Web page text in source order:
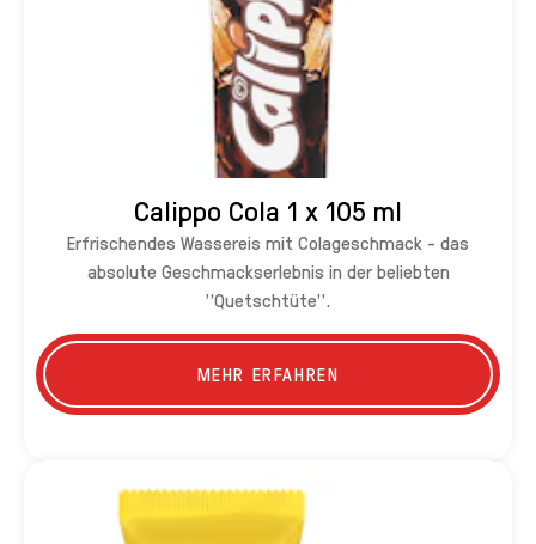
Calippo Cola 1 x 105 ml
Erfrischendes Wassereis mit Colageschmack - das
absolute Geschmackserlebnis in der beliebten
"Quetschtüte".
MEHR ERFAHREN